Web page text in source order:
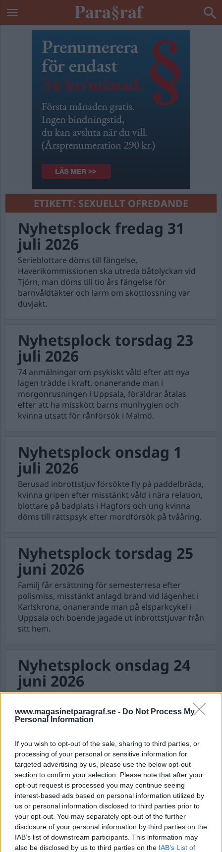
www.magasinetparagraf.se - Do Not Process My
Personal Information
If you wish to opt-out of the sale, sharing to third parties, or
processing of your personal or sensitive information for
targeted advertising by us, please use the below opt-out
section to confirm your selection. Please note that after your
opt-out request is processed you may continue seeing
interest-based ads based on personal information utilized by
us or personal information disclosed to third parties prior to
your opt-out. You may separately opt-out of the further
disclosure of your personal information by third parties on the
IAB’s list of downstream participants. This information may
also be disclosed by us to third parties on the IAB’s List of
ETIKETT: SEXUELLT OFREDANDE
Nyhetsplock fredag 31
juli 2026
Serieblottare döms till fängelse,
Haverikommissionen ska utreda båtolyckan vid
Tjörn, man döms till tio års fängelse för
barnvåldtäkter och larm om skottlossning var
duvjakt.
Nyhetsplock torsdag 23
juli 2026
74 anmälningar om psykiskt våld efter att nya
lagen trädde i kraft, onanerande man i
morgonrusningen i Uppsala, föräldrar åtalas
efter att ha misskött barns munhygien och
kvinna utsatt för rånförsök i Malmö.
Nyhetsplock onsdag 1
juli 2026
Berusad inbrottstjuv försökte fly på paddelbräda,
kvinna gripen efter misstänkt våld i nära relation,
blottare på badplats i Hagfors och ung kvinna
döms till rättspsyk efter mordförsök på tvååring.
Nyhetsplock torsdag 25
juni 2026
Familj får ersättning för semesterresa efter
polismiss, misstänkt anlagd brand vid lägenhet i
Karlskrona, onanerande man på elsparkcykel i
Uppsala och boende jagade ut inbrottstjuvar från
sitt hem.
Nyhetsplock onsdag 24
juni 2026
Kvinna åtalas för våldtäkt mot barn på HVB-hem,
tonårspojke allvarligt skadad efter bråk på buss i
Malmö, man åtalas för olaga hot mot
blottare i Örebro.
Nyhetsplock söndag 21
juni 2026
Misstänkt våldtäkt i Malmö, far och son
misshandlade på camping, naken man i
hopptorn vid badplats och misstänkt
drunkningstillbud i Linköping.